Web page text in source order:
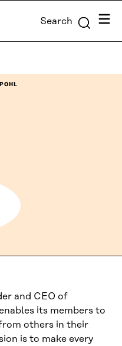
Search Menu
and CEO of
its members to
others in their
is to make every